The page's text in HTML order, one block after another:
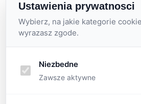
For
companies
Day
for
companies
Ustawienia prywatnosci
Wybierz, na jakie kategorie
wyrazasz zgode.
Niezbedne
Zawsze aktywne